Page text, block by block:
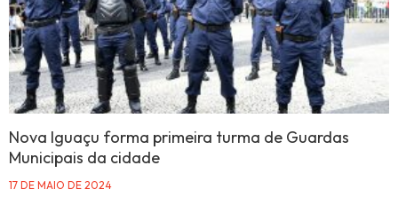
Nova Iguaçu forma primeira turma de Guardas
Municipais da cidade
17 DE MAIO DE 2024